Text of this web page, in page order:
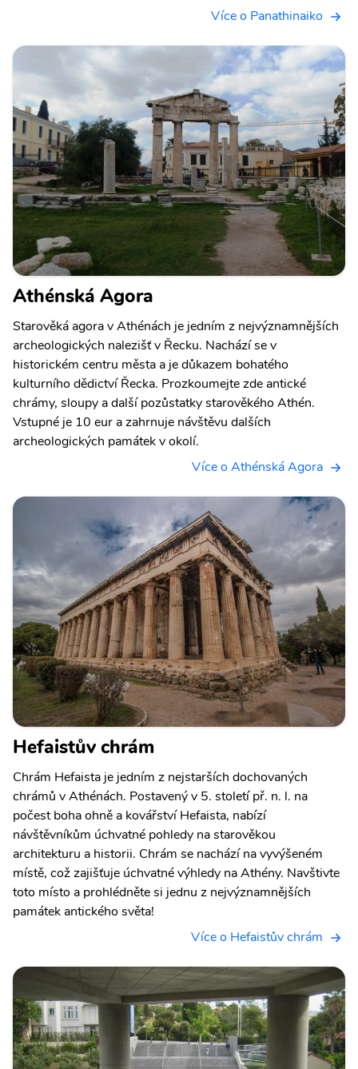
Více o Panathinaiko
Athénská Agora
Starověká agora v Athénách je jedním z nejvýznamnějších
archeologických nalezišť v Řecku. Nachází se v
historickém centru města a je důkazem bohatého
kulturního dědictví Řecka. Prozkoumejte zde antické
chrámy, sloupy a další pozůstatky starověkého Athén.
Vstupné je 10 eur a zahrnuje návštěvu dalších
archeologických památek v okolí.
Více o Athénská Agora
Hefaistův chrám
Chrám Hefaista je jedním z nejstarších dochovaných
chrámů v Athénách. Postavený v 5. století př. n. l. na
počest boha ohně a kovářství Hefaista, nabízí
návštěvníkům úchvatné pohledy na starověkou
architekturu a historii. Chrám se nachází na vyvýšeném
místě, což zajišťuje úchvatné výhledy na Athény. Navštivte
toto místo a prohlédněte si jednu z nejvýznamnějších
památek antického světa!
Více o Hefaistův chrám